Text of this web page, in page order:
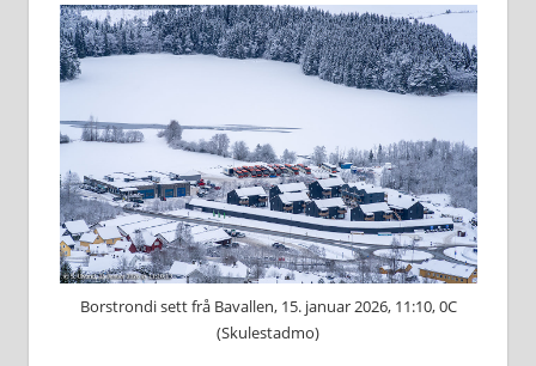
Borstrondi sett frå Bavallen, 15. januar 2026, 11:10, 0C
(Skulestadmo)